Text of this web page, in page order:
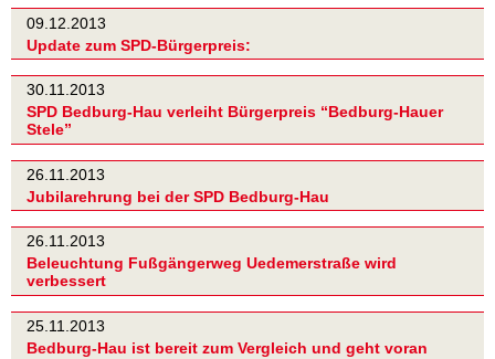
09.12.2013
Update zum SPD-Bürgerpreis:
30.11.2013
SPD Bedburg-Hau verleiht Bürgerpreis “Bedburg-Hauer
Stele”
26.11.2013
Jubilarehrung bei der SPD Bedburg-Hau
26.11.2013
Beleuchtung Fußgängerweg Uedemerstraße wird
verbessert
25.11.2013
Bedburg-Hau ist bereit zum Vergleich und geht voran